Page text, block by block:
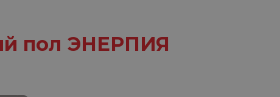
пол ЭНЕРПИЯ